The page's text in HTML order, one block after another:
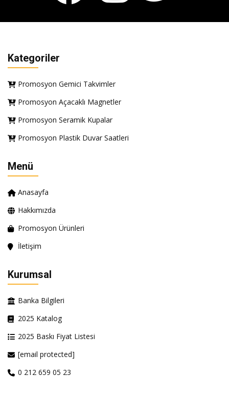
Kategoriler
Promosyon Gemici Takvimler
Promosyon Açacaklı Magnetler
Promosyon Seramik Kupalar
Promosyon Plastik Duvar Saatleri
Menü
Anasayfa
Hakkımızda
Promosyon Ürünleri
İletişim
Kurumsal
Banka Bilgileri
2025 Katalog
2025 Baskı Fiyat Listesi
[email protected]
0 212 659 05 23